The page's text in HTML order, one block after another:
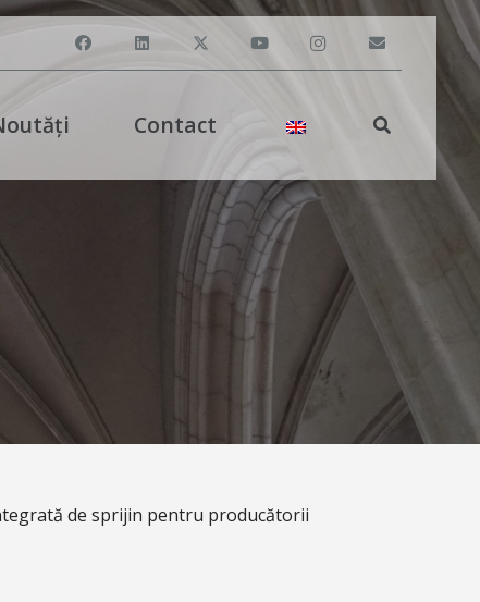
Contact
de sprijin pentru producătorii